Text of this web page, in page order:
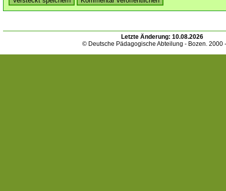
Letzte Änderung: 10.08.2026
© Deutsche Pädagogische Abteilung - Bozen. 2000